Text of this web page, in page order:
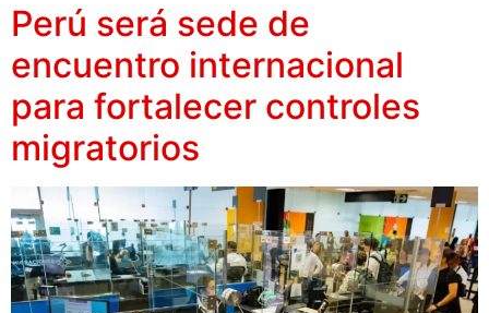
Perú será sede de
encuentro internacional
para fortalecer controles
migratorios